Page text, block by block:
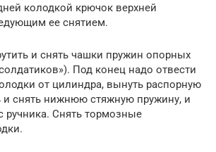
колодкой крючок верхней
ее снятием.
и снять чашки пружин опорных
Под конец надо отвести
от цилиндра, вынуть распорную
и снять нижнюю стяжную пружину, и
ручника. Снять тормозные